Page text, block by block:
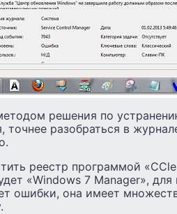
решения по
точнее разобраться в
реестр программой
«Windows 7 Manager»,
ошибки, она имеет